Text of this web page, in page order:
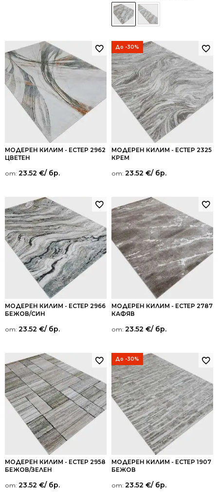
МОДЕРЕН КИЛИМ - ЕСТЕР 2962
ЦВЕТЕН
от: 23.52 €/ бр.
До -30%
МОДЕРЕН КИЛИМ - ЕСТЕР 2325
КРЕМ
от: 23.52 €/ бр.
МОДЕРЕН КИЛИМ - ЕСТЕР 2966
БЕЖОВ/СИН
от: 23.52 €/ бр.
МОДЕРЕН КИЛИМ - ЕСТЕР 2787
КАФЯВ
от: 23.52 €/ бр.
МОДЕРЕН КИЛИМ - ЕСТЕР 2958
БЕЖОВ/ЗЕЛЕН
от: 23.52 €/ бр.
До -30%
МОДЕРЕН КИЛИМ - ЕСТЕР 1907
БЕЖОВ
от: 23.52 €/ бр.